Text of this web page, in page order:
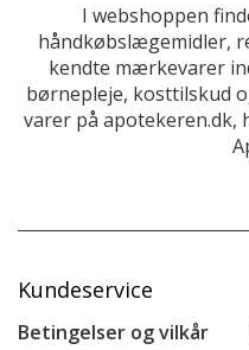
I webshoppen
håndkøbslægemidler,
kendte mærkevarer
børnepleje, kosttilskud
varer på apotekeren.dk,
Kundeservice
Betingelser og vilkår